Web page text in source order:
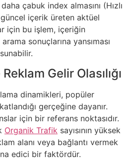
çabuk index almasını (Hızlı
içerik üreten aktüel
için bu işlem, içeriğin
sonuçlarına yansıması
Gelir Olasılığı
dinamikleri, popüler
gerçeğine dayanır.
için bir referans noktasıdır.
Organik Trafik sayısının yüksek
alanı veya bağlantı vermek
edici bir faktördür.